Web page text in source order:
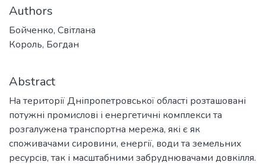
Authors
Бойченко, Світлана
Король, Богдан
Abstract
На території Дніпропетровської області розташовані
потужні промислові і енергетичні комплекси та
розгалужена транспортна мережа, які є як
споживачами сировини, енергії, води та земельних
ресурсів, так і масштабними забруднювачами довкілля.